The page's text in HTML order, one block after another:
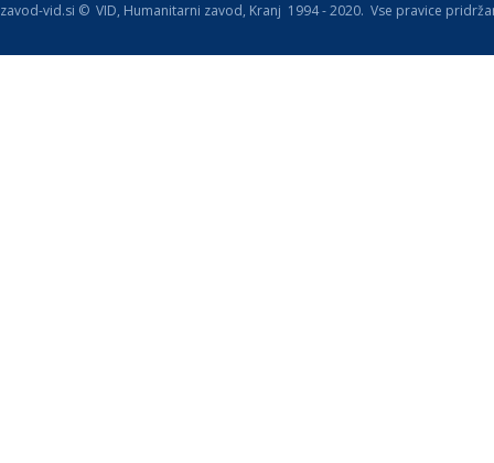
zavod-vid.si © VID, Humanitarni zavod, Kranj 1994 - 2020. Vse pravice